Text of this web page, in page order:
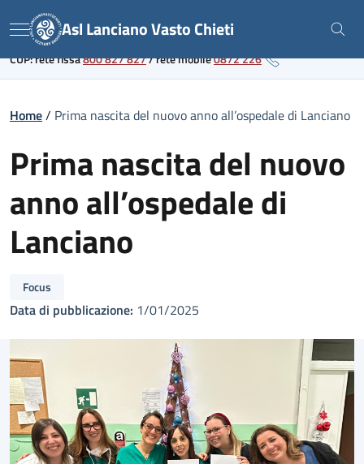
to
content
Link al portale sanitario regionale
Menu Asl Lanciano Vasto Chieti
CUP: rete fissa800 827 827/rete mobile0872 226
Home/ Prima nascita del nuovo anno all’ospedale di Lanciano
Prima nascita del nuovo
anno all’ospedale di
Lanciano
Focus
Data di pubblicazione: 1/01/2025